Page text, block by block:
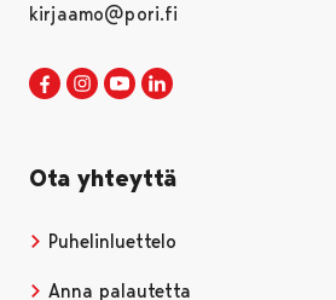
kirjaamo@pori.fi
Porin kaupunki Facebookissa
Avautuu uudessa välilehdessä
Porin kaupunki Instagramissa
Avautuu uudessa
Porin kaupunki
Avautuu uudessa
Ota yhteyttä
Puhelinluettelo
Anna palautetta